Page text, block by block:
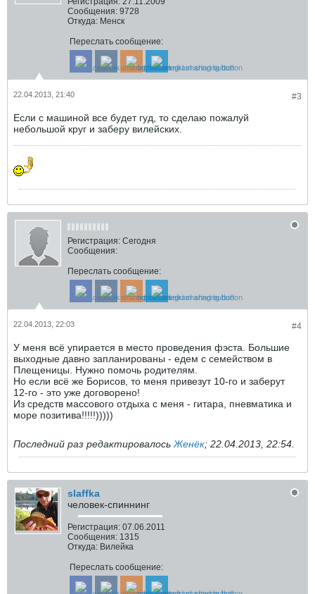
Сообщения: 9728
Откуда: Менск
Переслать сообщение:
#3
22.04.2013, 21:40
Если с машиной все будет гуд, то сделаю пожалуй
небольшой круг и заберу вилейских.
Регистрация: Сегодня
Сообщения:
Переслать сообщение:
#4
22.04.2013, 22:03
У меня всё упирается в место проведения фэста. Большие
выходные давно запланированы - едем с семейством в
Плещеницы. Нужно помочь родителям.
Но если всё же Борисов, то меня привезут 10-го и заберут
12-го - это уже договорено!
Из средств массового отдыха с меня - гитара, пневматика и
море позитива!!!!!)))))
Последний раз редактировалось Женёк; 22.04.2013, 22:54
slaffka
человек-спиннинг
Регистрация: 07.06.2011
Сообщения: 1315
Откуда: Вилейка
Переслать сообщение: